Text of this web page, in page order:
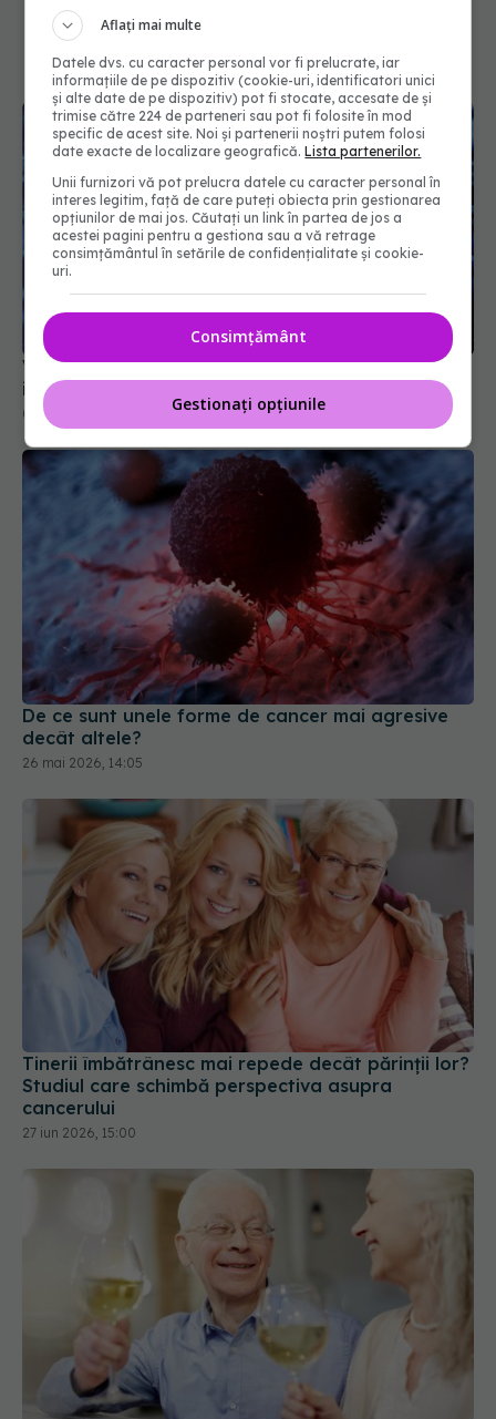
Vaccinul care distruge cancerul printr-o singură
injecție. Cum funcționează noua terapie
01 apr 2026, 15:12
De ce sunt unele forme de cancer mai agresive
decât altele?
26 mai 2026, 14:05
Tinerii îmbătrânesc mai repede decât părinții lor?
Studiul care schimbă perspectiva asupra
cancerului
27 iun 2026, 15:00
Aflați mai multe
Datele dvs. cu caracter personal vor fi prelucrate, iar
informațiile de pe dispozitiv (cookie-uri, identificatori unici
și alte date de pe dispozitiv) pot fi stocate, accesate de și
trimise către 224 de parteneri sau pot fi folosite în mod
specific de acest site. Noi și partenerii noștri putem folosi
date exacte de localizare geografică.Lista partenerilor.
Unii furnizori vă pot prelucra datele cu caracter personal în
interes legitim, față de care puteți obiecta prin gestionarea
opțiunilor de mai jos. Căutați un link în partea de jos a
acestei pagini pentru a gestiona sau a vă retrage
consimțământul în setările de confidențialitate și cookie-
uri.
Consimțământ
Gestionați opțiunile